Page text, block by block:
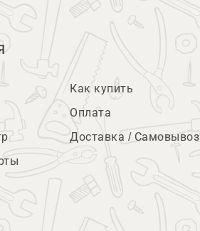
Как купить
Оплата
Доставка / Самовывоз